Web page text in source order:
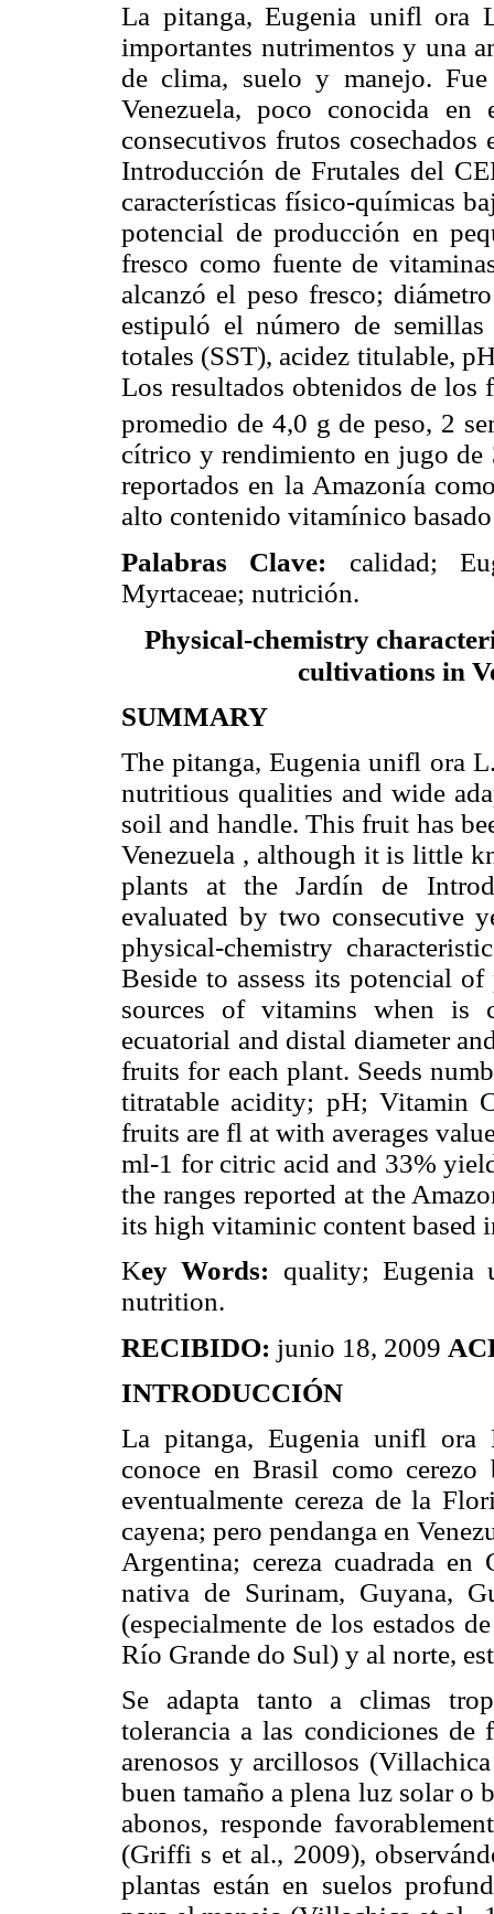
La pitanga, Eugenia unifl ora
importantes nutrimentos y una
de clima, suelo y manejo.
Venezuela, poco conocida
consecutivos frutos cosechados
Introducción de Frutales del
características físico-químicas
potencial de producción en
fresco como fuente de
alcanzó el peso fresco;
estipuló el número de
totales (SST), acidez titulable,
Los resultados obtenidos de los
promedio de 4,0 g de peso, 2
cítrico y rendimiento en jugo de
reportados en la Amazonía
alto contenido vitamínico
Palabras Clave: calidad;
Myrtaceae; nutrición.
Physical-chemistry
cultivations in
SUMMARY
The pitanga, Eugenia unifl ora
nutritious qualities and wide
soil and handle. This fruit has
Venezuela , although it is little
plants at the Jardín de
evaluated by two consecutive
physical-chemistry
Beside to assess its potencial
sources of vitamins when is
ecuatorial and distal diameter
fruits for each plant. Seeds
titratable acidity; pH; Vitamin
fruits are fl at with averages
ml-1 for citric acid and 33%
the ranges reported at the
its high vitaminic content based
Key Words: quality; Eugenia
nutrition.
RECIBIDO: junio 18, 2009
INTRODUCCIÓN
La pitanga, Eugenia unifl ora
conoce en Brasil como
eventualmente cereza de la
cayena; pero pendanga en
Argentina; cereza cuadrada
nativa de Surinam, Guyana,
(especialmente de los estados
Río Grande do Sul) y al norte,
Se adapta tanto a climas
tolerancia a las condiciones
arenosos y arcillosos
buen tamaño a plena luz solar o
abonos, responde
(Griffi s et al., 2009),
plantas están en suelos